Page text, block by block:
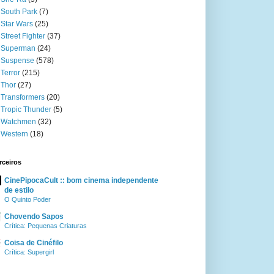
South Park (7)
Star Wars (25)
Street Fighter (37)
Superman (24)
Suspense (578)
Terror (215)
Thor (27)
Transformers (20)
Tropic Thunder (5)
Watchmen (32)
Western (18)
CinePipocaCult :: bom cinema independente
de estilo
O Quinto Poder
Chovendo Sapos
Crítica: Pequenas Criaturas
Coisa de Cinéfilo
Crítica: Supergirl